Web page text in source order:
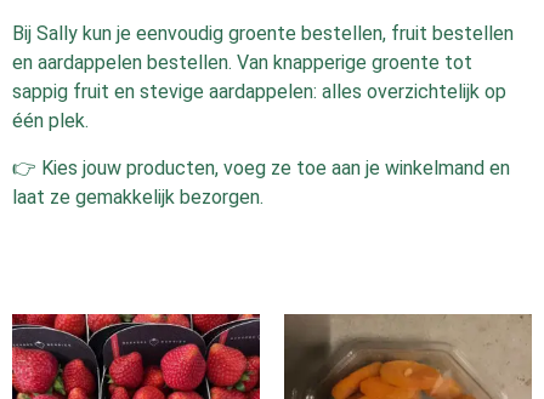
Bij Sally kun je eenvoudig groente bestellen, fruit bestellen
en aardappelen bestellen. Van knapperige groente tot
sappig fruit en stevige aardappelen: alles overzichtelijk op
één plek.
👉 Kies jouw producten, voeg ze toe aan je winkelmand en
laat ze gemakkelijk bezorgen.